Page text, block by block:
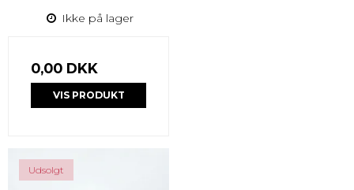
Ikke på lager
0,00 DKK
VIS PRODUKT
Udsolgt